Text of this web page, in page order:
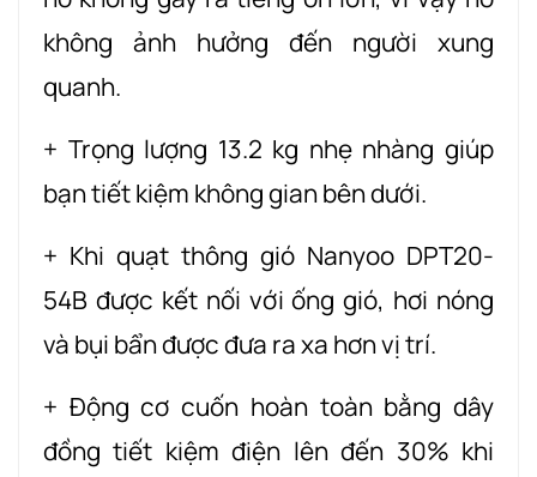
không ảnh hưởng đến người xung
quanh.
+ Trọng lượng 13.2 kg nhẹ nhàng giúp
bạn tiết kiệm không gian bên dưới.
+ Khi quạt thông gió Nanyoo DPT20-
54B được kết nối với ống gió, hơi nóng
và bụi bẩn được đưa ra xa hơn vị trí.
+ Động cơ cuốn hoàn toàn bằng dây
đồng tiết kiệm điện lên đến 30% khi